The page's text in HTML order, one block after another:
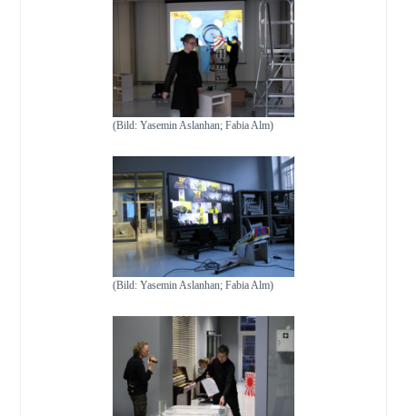
(Bild: Yasemin Aslanhan; Fabia Alm)
(Bild: Yasemin Aslanhan; Fabia Alm)